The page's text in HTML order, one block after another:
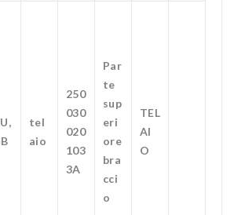
tel
aio
250
030
020
103
3A
Par
te
sup
eri
ore
bra
cci
o
TEL
AI
O